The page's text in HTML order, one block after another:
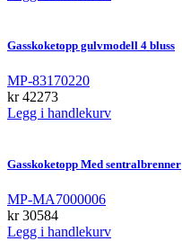
Gasskoketopp gulvmodell 4 bluss
MP-83170220
kr42273
Legg i handlekurv
Gasskoketopp Med sentralbrenner
MP-MA7000006
kr30584
Legg i handlekurv